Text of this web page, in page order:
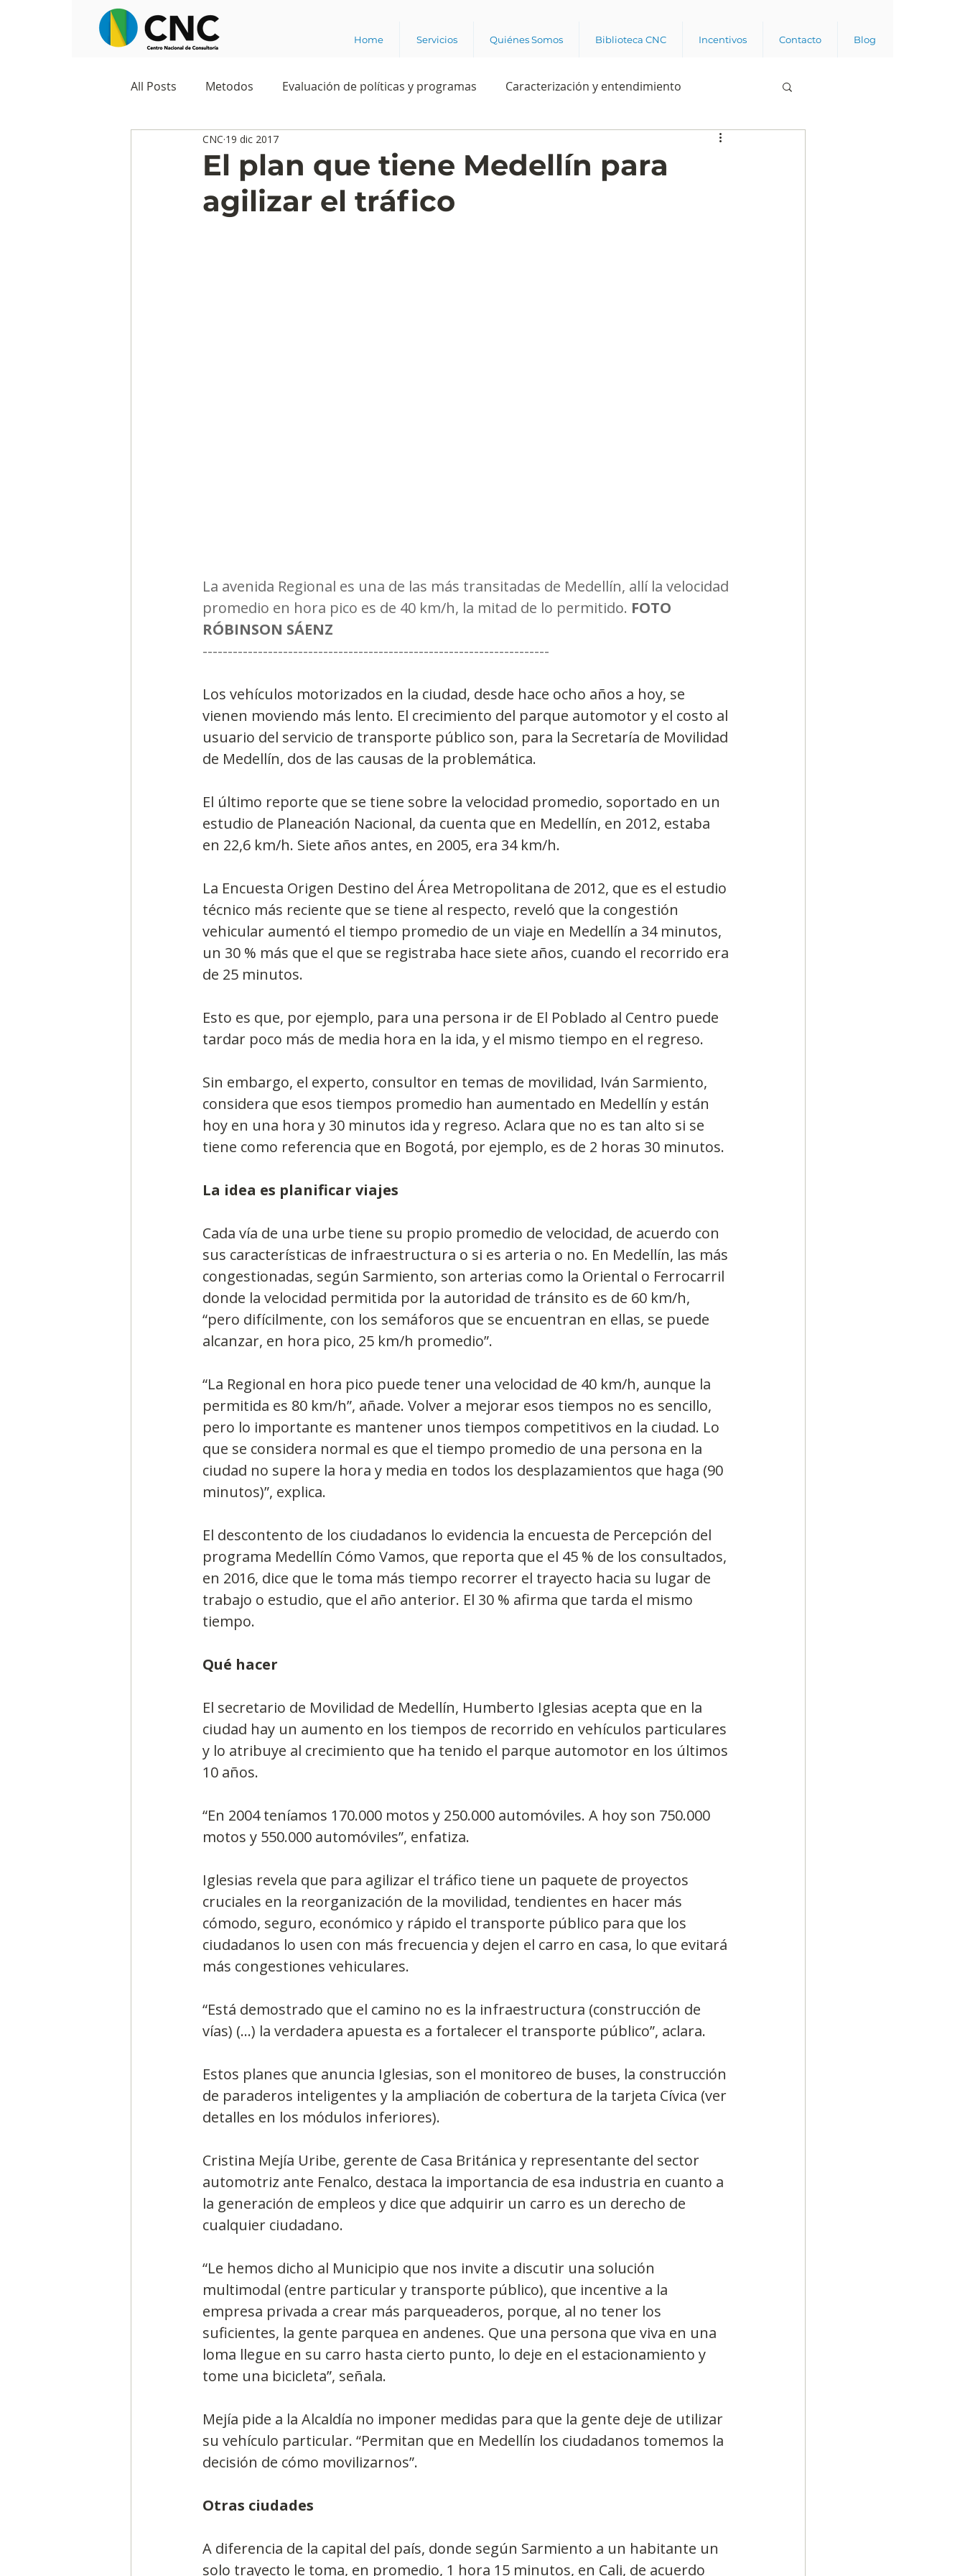
Home Servicios Quiénes Somos Biblioteca CNC Incentivos Contacto Blog
All Posts Metodos Evaluación de políticas y programas Caracterización y entendimiento
Observatorios sociales Business analytics
Predicciones y tendencias Rating Política
El plan que tiene Medellín para
agilizar el tráfico
CNC 19 dic 2017
La avenida Regional es una de las más transitadas de Medellín, allí la velocidad
promedio en hora pico es de 40 km/h, la mitad de lo permitido. FOTO
RÓBINSON SÁENZ
---------------------------------------------------------------------
Los vehículos motorizados en la ciudad, desde hace ocho años a hoy, se
vienen moviendo más lento. El crecimiento del parque automotor y el costo al
usuario del servicio de transporte público son, para la Secretaría de Movilidad
de Medellín, dos de las causas de la problemática.
El último reporte que se tiene sobre la velocidad promedio, soportado en un
estudio de Planeación Nacional, da cuenta que en Medellín, en 2012, estaba
en 22,6 km/h. Siete años antes, en 2005, era 34 km/h.
La Encuesta Origen Destino del Área Metropolitana de 2012, que es el estudio
técnico más reciente que se tiene al respecto, reveló que la congestión
vehicular aumentó el tiempo promedio de un viaje en Medellín a 34 minutos,
un 30 % más que el que se registraba hace siete años, cuando el recorrido era
de 25 minutos.
Esto es que, por ejemplo, para una persona ir de El Poblado al Centro puede
tardar poco más de media hora en la ida, y el mismo tiempo en el regreso.
Sin embargo, el experto, consultor en temas de movilidad, Iván Sarmiento,
considera que esos tiempos promedio han aumentado en Medellín y están
hoy en una hora y 30 minutos ida y regreso. Aclara que no es tan alto si se
tiene como referencia que en Bogotá, por ejemplo, es de 2 horas 30 minutos.
La idea es planificar viajes
Cada vía de una urbe tiene su propio promedio de velocidad, de acuerdo con
sus características de infraestructura o si es arteria o no. En Medellín, las más
congestionadas, según Sarmiento, son arterias como la Oriental o Ferrocarril
donde la velocidad permitida por la autoridad de tránsito es de 60 km/h,
“pero difícilmente, con los semáforos que se encuentran en ellas, se puede
alcanzar, en hora pico, 25 km/h promedio”.
“La Regional en hora pico puede tener una velocidad de 40 km/h, aunque la
permitida es 80 km/h”, añade. Volver a mejorar esos tiempos no es sencillo,
pero lo importante es mantener unos tiempos competitivos en la ciudad. Lo
que se considera normal es que el tiempo promedio de una persona en la
ciudad no supere la hora y media en todos los desplazamientos que haga (90
minutos)”, explica.
El descontento de los ciudadanos lo evidencia la encuesta de Percepción del
programa Medellín Cómo Vamos, que reporta que el 45 % de los consultados,
en 2016, dice que le toma más tiempo recorrer el trayecto hacia su lugar de
trabajo o estudio, que el año anterior. El 30 % afirma que tarda el mismo
tiempo.
Qué hacer
El secretario de Movilidad de Medellín, Humberto Iglesias acepta que en la
ciudad hay un aumento en los tiempos de recorrido en vehículos particulares
y lo atribuye al crecimiento que ha tenido el parque automotor en los últimos
10 años.
“En 2004 teníamos 170.000 motos y 250.000 automóviles. A hoy son 750.000
motos y 550.000 automóviles”, enfatiza.
Iglesias revela que para agilizar el tráfico tiene un paquete de proyectos
cruciales en la reorganización de la movilidad, tendientes en hacer más
cómodo, seguro, económico y rápido el transporte público para que los
ciudadanos lo usen con más frecuencia y dejen el carro en casa, lo que evitará
más congestiones vehiculares.
“Está demostrado que el camino no es la infraestructura (construcción de
vías) (...) la verdadera apuesta es a fortalecer el transporte público”, aclara.
Estos planes que anuncia Iglesias, son el monitoreo de buses, la construcción
de paraderos inteligentes y la ampliación de cobertura de la tarjeta Cívica (ver
detalles en los módulos inferiores).
Cristina Mejía Uribe, gerente de Casa Británica y representante del sector
automotriz ante Fenalco, destaca la importancia de esa industria en cuanto a
la generación de empleos y dice que adquirir un carro es un derecho de
cualquier ciudadano.
“Le hemos dicho al Municipio que nos invite a discutir una solución
multimodal (entre particular y transporte público), que incentive a la
empresa privada a crear más parqueaderos, porque, al no tener los
suficientes, la gente parquea en andenes. Que una persona que viva en una
loma llegue en su carro hasta cierto punto, lo deje en el estacionamiento y
tome una bicicleta”, señala.
Mejía pide a la Alcaldía no imponer medidas para que la gente deje de utilizar
su vehículo particular. “Permitan que en Medellín los ciudadanos tomemos la
decisión de cómo movilizarnos”.
Otras ciudades
A diferencia de la capital del país, donde según Sarmiento a un habitante un
solo trayecto le toma, en promedio, 1 hora 15 minutos, en Cali, de acuerdo